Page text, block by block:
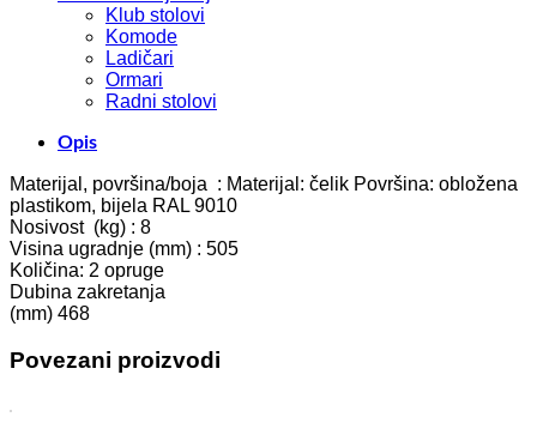
Klub stolovi
Komode
Ladičari
Ormari
Radni stolovi
Opis
Materijal, površina/boja : Materijal: čelik Površina: obložena
plastikom, bijela RAL 9010
Nosivost (kg) : 8
Visina ugradnje (mm) : 505
Količina: 2 opruge
Dubina zakretanja
(mm) 468
Povezani proizvodi